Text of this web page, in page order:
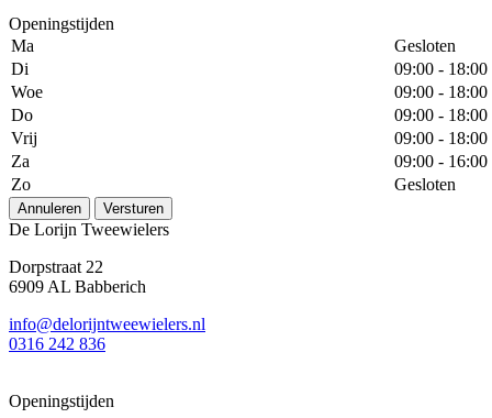
Openingstijden
Ma
Gesloten
Di
09:00 - 18:00
Woe
09:00 - 18:00
Do
09:00 - 18:00
Vrij
09:00 - 18:00
Za
09:00 - 16:00
Zo
Gesloten
Annuleren Versturen
De Lorijn Tweewielers
Dorpstraat 22
6909 AL Babberich
info@delorijntweewielers.nl
0316 242 836
Openingstijden